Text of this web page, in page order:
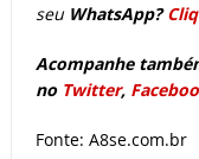
seu WhatsApp?
Acompanhe
no Twitter,
Fonte: A8se.com.br